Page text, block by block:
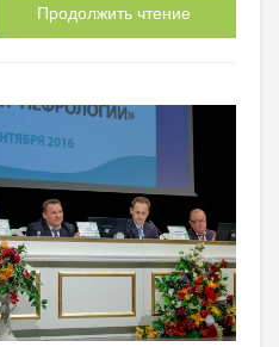
Продолжить чтение